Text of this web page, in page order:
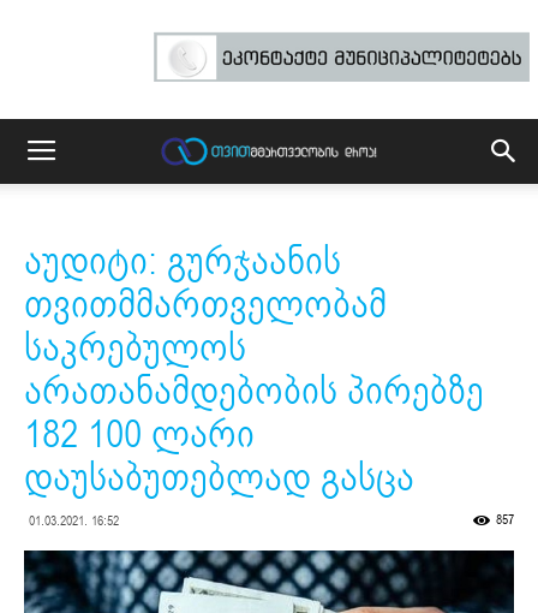
აუდიტი: გურჯაანის
თვითმმართველობამ
საკრებულოს
არათანამდებობის პირებზე
182 100 ლარი
დაუსაბუთებლად გასცა
01.03.2021. 16:52 857